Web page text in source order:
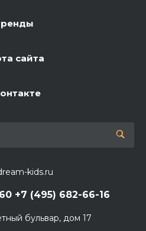
сайта
kids.ru
+7 (495) 682-66-16
бульвар, дом 17